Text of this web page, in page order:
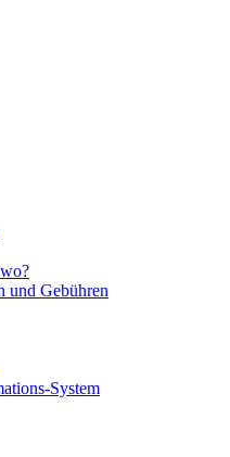
und Gebühren
System